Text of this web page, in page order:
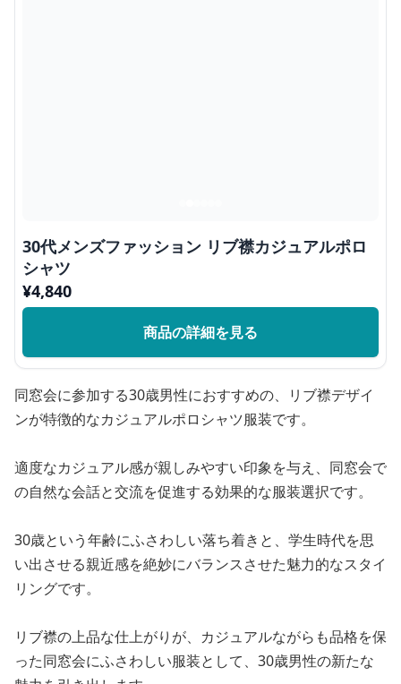
30代メンズファッション リブ襟カジュアルポロ
シャツ
¥4,840
商品の詳細を見る
同窓会に参加する30歳男性におすすめの、リブ襟デザイ
ンが特徴的なカジュアルポロシャツ服装です。
適度なカジュアル感が親しみやすい印象を与え、同窓会で
の自然な会話と交流を促進する効果的な服装選択です。
30歳という年齢にふさわしい落ち着きと、学生時代を思
い出させる親近感を絶妙にバランスさせた魅力的なスタイ
リングです。
リブ襟の上品な仕上がりが、カジュアルながらも品格を保
った同窓会にふさわしい服装として、30歳男性の新たな